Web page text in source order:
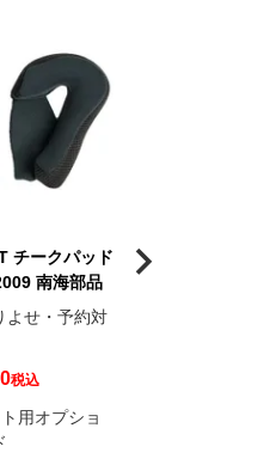
チークパッド
南海部品
よせ・予約対
税込
用オプショ
ZEUS